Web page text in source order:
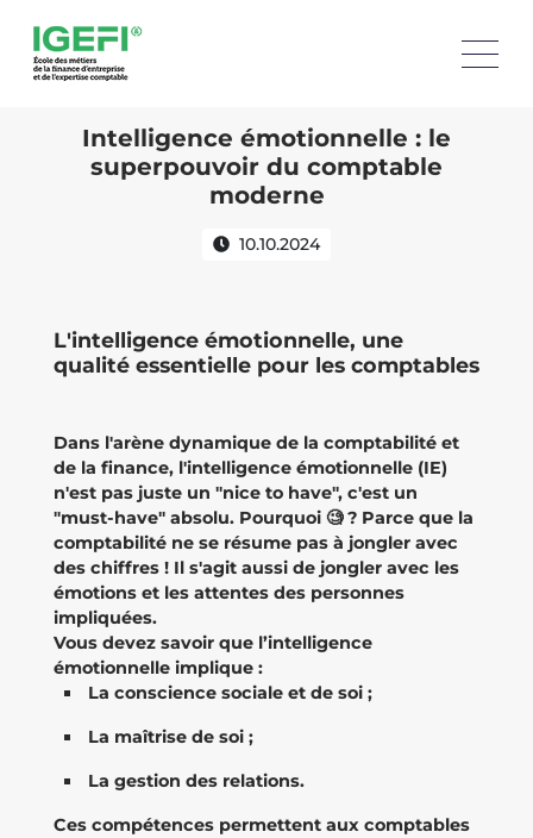
Intelligence émotionnelle : le
superpouvoir du comptable
moderne
10.10.2024
L'intelligence émotionnelle, une
qualité essentielle pour les comptables
Dans l'arène dynamique de la comptabilité et
de la finance, l'intelligence émotionnelle (IE)
n'est pas juste un "nice to have", c'est un
"must-have" absolu. Pourquoi 🧐 ? Parce que la
comptabilité ne se résume pas à jongler avec
des chiffres ! Il s'agit aussi de jongler avec les
émotions et les attentes des personnes
impliquées.
Vous devez savoir que l’intelligence
émotionnelle implique :
La conscience sociale et de soi ;
La maîtrise de soi ;
La gestion des relations.
Ces compétences permettent aux comptables